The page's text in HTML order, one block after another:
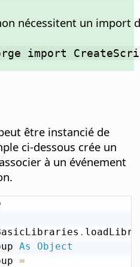
nécessitent un import
import
être instancié de
ci-dessous crée un
à un événement
.
As
Object
=